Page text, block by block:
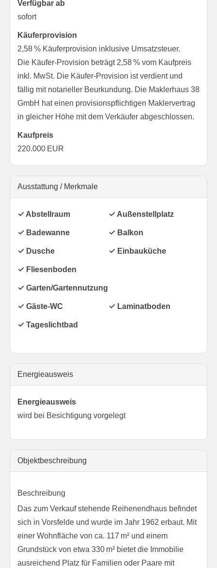
Verfügbar ab
sofort
Käufer­provision
2,58 % Käuferprovision inklusive Umsatzsteuer.
Die Käufer-Provision beträgt 2,58 % vom Kaufpreis
inkl. MwSt. Die Käufer-Provision ist verdient und
fällig mit notarieller Beurkundung. Die Maklerhaus 38
GmbH hat einen provisionspflichtigen Maklervertrag
in gleicher Höhe mit dem Verkäufer abgeschlossen.
Kaufpreis
220.000 EUR
Ausstattung / Merkmale
✓ Abstellraum ✓ Außenstellplatz
✓ Badewanne ✓ Balkon
✓ Dusche ✓ Einbauküche
✓ Fliesenboden
✓ Garten/Gartennutzung
✓ Gäste-WC ✓ Laminatboden
✓ Tageslichtbad
Energieausweis
Energieausweis
wird bei Besichtigung vorgelegt
Objekt­beschreibung
Beschreibung
Das zum Verkauf stehende Reihenendhaus befindet
sich in Vorsfelde und wurde im Jahr 1962 erbaut. Mit
einer Wohnfläche von ca. 117 m² und einem
Grundstück von etwa 330 m² bietet die Immobilie
ausreichend Platz für Familien oder Paare mit